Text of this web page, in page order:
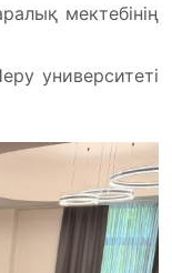
мектебінің
университеті